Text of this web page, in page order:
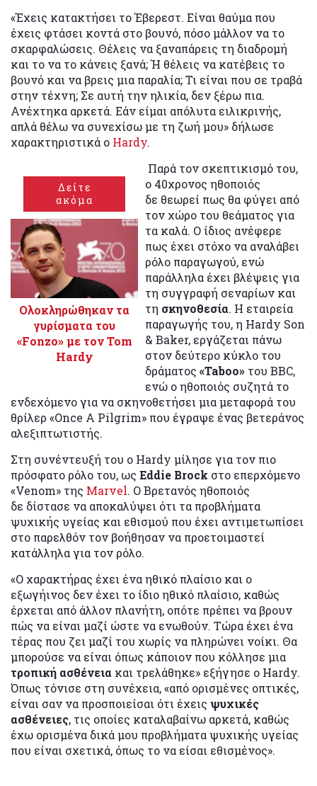
«Έχεις κατακτήσει το Έβερεστ. Είναι θαύμα που
έχεις φτάσει κοντά στο βουνό, πόσο μάλλον να το
σκαρφαλώσεις. Θέλεις να ξαναπάρεις τη διαδρομή
και το να το κάνεις ξανά; Ή θέλεις να κατέβεις το
βουνό και να βρεις μια παραλία; Τι είναι που σε τραβά
στην τέχνη; Σε αυτή την ηλικία, δεν ξέρω πια.
Ανέχτηκα αρκετά. Εάν είμαι απόλυτα ειλικρινής,
απλά θέλω να συνεχίσω με τη ζωή μου» δήλωσε
χαρακτηριστικά ο Hardy.
Δείτε
ακόμα
Ολοκληρώθηκαν τα
γυρίσματα του
«Fonzo» με τον Tom
Hardy
Παρά τον σκεπτικισμό του,
ο 40χρονος ηθοποιός
δε θεωρεί πως θα φύγει από
τον χώρο του θεάματος για
τα καλά. Ο ίδιος ανέφερε
πως έχει στόχο να αναλάβει
ρόλο παραγωγού, ενώ
παράλληλα έχει βλέψεις για
τη συγγραφή σεναρίων και
τη σκηνοθεσία. Η εταιρεία
παραγωγής του, η Hardy Son
& Baker, εργάζεται πάνω
στον δεύτερο κύκλο του
δράματος «Taboo» του BBC,
ενώ ο ηθοποιός συζητά το
ενδεχόμενο για να σκηνοθετήσει μια μεταφορά του
θρίλερ «Once A Pilgrim» που έγραψε ένας βετεράνος
αλεξιπτωτιστής.
Στη συνέντευξή του ο Hardy μίλησε για τον πιο
πρόσφατο ρόλο του, ως Eddie Brock στο επερχόμενο
«Venom» της Marvel. Ο Βρετανός ηθοποιός
δε δίστασε να αποκαλύψει ότι τα προβλήματα
ψυχικής υγείας και εθισμού που έχει αντιμετωπίσει
στο παρελθόν τον βοήθησαν να προετοιμαστεί
κατάλληλαγια τον ρόλο.
«Ο χαρακτήρας έχει ένα ηθικό πλαίσιο και ο
εξωγήινος δεν έχει το ίδιο ηθικό πλαίσιο, καθώς
έρχεται από άλλον πλανήτη, οπότε πρέπει να βρουν
πώς να είναι μαζί ώστε να ενωθούν. Τώρα έχει ένα
τέρας που ζει μαζί του χωρίς να πληρώνει νοίκι. Θα
μπορούσε να είναι όπως κάποιον που κόλλησε μια
τροπική ασθένεια και τρελάθηκε» εξήγησε ο Hardy.
Όπως τόνισε στη συνέχεια, «από ορισμένες οπτικές,
είναι σαν να προσποιείσαι ότι έχεις ψυχικές
ασθένειες, τις οποίες καταλαβαίνω αρκετά, καθώς
έχω ορισμένα δικά μου προβλήματα ψυχικής υγείας
που είναι σχετικά, όπως το να είσαι εθισμένος».